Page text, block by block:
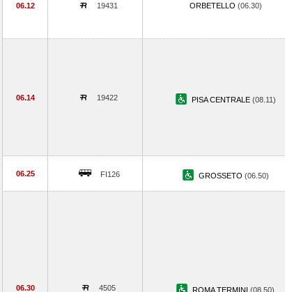
06.12 19431 ORBETELLO (06.30)
06.14 19422 PISA CENTRALE (08.11)
06.25 FI126 GROSSETO (06.50)
06.30 4505 ROMA TERMINI (08.50)